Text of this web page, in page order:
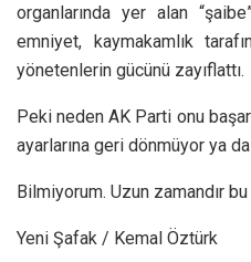
organlarında yer alan
emniyet, kaymakamlık
yönetenlerin gücünü zayıflattı.
Peki neden AK Parti onu
ayarlarına geri dönmüyor ya
Bilmiyorum. Uzun zamandır bu
Yeni Şafak / Kemal Öztürk